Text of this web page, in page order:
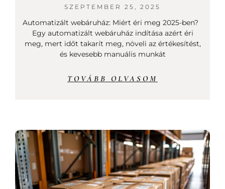
SZEPTEMBER 25, 2025
Automatizált webáruház: Miért éri meg 2025-ben?
Egy automatizált webáruház indítása azért éri
meg, mert időt takarít meg, növeli az értékesítést,
és kevesebb manuális munkát
TOVÁBB OLVASOM